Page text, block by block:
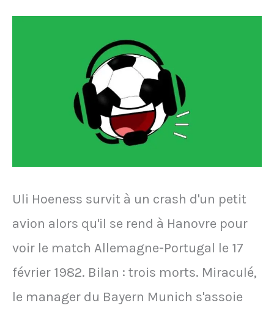
coup
de
sifflet
final
du
Uli Hoeness survit à un crash d'un petit
avion alors qu'il se rend à Hanovre pour
voir le match Allemagne-Portugal le 17
février 1982. Bilan : trois morts. Miraculé,
le manager du Bayern Munich s'assoie